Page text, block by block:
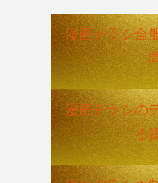
漫画チラシ全
漫画チラシの
る